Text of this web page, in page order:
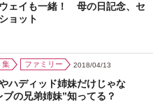
ェイも一緒！ 母の日記念、セ
ョット
集 ファミリー 2018/04/13
ハディッド姉妹だけじゃな
の兄弟姉妹”知ってる？